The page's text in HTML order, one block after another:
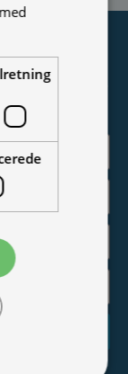
nye produkter,